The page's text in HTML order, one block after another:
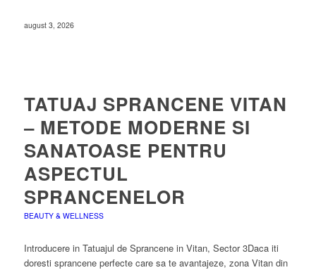
august 3, 2026
TATUAJ SPRANCENE VITAN
– METODE MODERNE SI
SANATOASE PENTRU
ASPECTUL
SPRANCENELOR
BEAUTY & WELLNESS
Introducere in Tatuajul de Sprancene in Vitan, Sector 3Daca iti
doresti sprancene perfecte care sa te avantajeze, zona Vitan din